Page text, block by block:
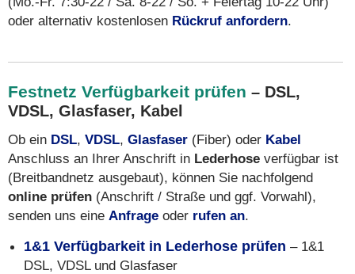
oder alternativ kostenlosen Rückruf anfordern.
Festnetz Verfügbarkeit prüfen – DSL,
VDSL, Glasfaser, Kabel
Ob ein DSL, VDSL, Glasfaser (Fiber) oder Kabel
Anschluss an Ihrer Anschrift in Lederhose verfügbar ist
(Breitbandnetz ausgebaut), können Sie nachfolgend
online prüfen (Anschrift / Straße und ggf. Vorwahl),
senden uns eine Anfrage oder rufen an.
1&1 Verfügbarkeit in Lederhose prüfen – 1&1
DSL, VDSL und Glasfaser